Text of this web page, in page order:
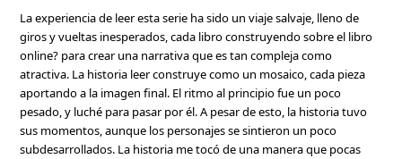
La experiencia de leer esta serie ha sido un viaje salvaje, lleno de
giros y vueltas inesperados, cada libro construyendo sobre el libro
online? para crear una narrativa que es tan compleja como
atractiva. La historia leer construye como un mosaico, cada pieza
aportando a la imagen final. El ritmo al principio fue un poco
pesado, y luché para pasar por él. A pesar de esto, la historia tuvo
sus momentos, aunque los personajes se sintieron un poco
subdesarrollados. La historia me tocó de una manera que pocas